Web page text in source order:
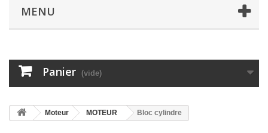
MENU
Panier (vide)
Moteur MOTEUR Bloc cylindre